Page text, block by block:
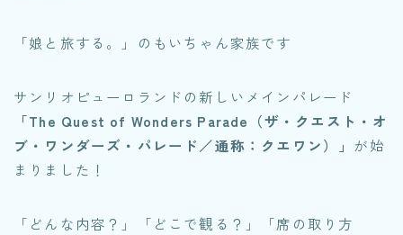
「娘と旅する。」のもいちゃん家族です
サンリオピューロランドの新しいメインパレード
「The Quest of Wonders Parade（ザ・クエスト・オ
ブ・ワンダーズ・パレード／通称：クエワン）」 が始
まりました！
「どんな内容？」「どこで観る？」「席の取り方